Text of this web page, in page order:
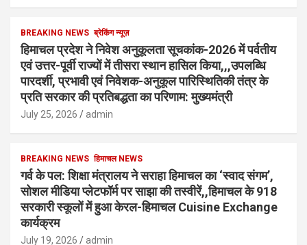
BREAKING NEWS ब्रेकिंग न्यूज़
हिमाचल प्रदेश ने निवेश अनुकूलता सूचकांक-2026 में पर्वतीय
एवं उत्तर-पूर्वी राज्यों में तीसरा स्थान हासिल किया,,,उपलब्धि
पारदर्शी, प्रभावी एवं निवेशक-अनुकूल पारिस्थितिकी तंत्र के
प्रति सरकार की प्रतिबद्धता का परिणाम: मुख्यमंत्री
July 25, 2026 admin
BREAKING NEWS हिमाचल NEWS
गर्व के पल: शिक्षा मंत्रालय ने सराहा हिमाचल का ‘स्वाद संगम’,
सोशल मीडिया प्लेटफॉर्म पर साझा की तस्वीरें,,हिमाचल के 918
सरकारी स्कूलों में हुआ केरल-हिमाचल Cuisine Exchange
कार्यक्रम
July 19, 2026 admin